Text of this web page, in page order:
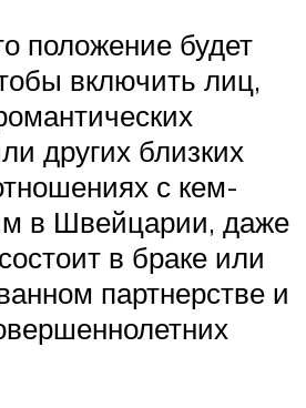
положение будет
включить лиц,
других близких
с кем-
в Швейцарии, даже
в браке или
партнерстве и